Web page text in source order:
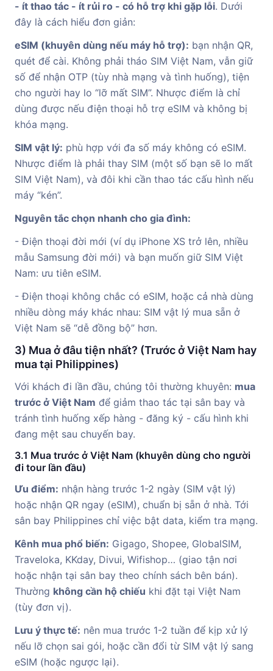
- ít thao tác - ít rủi ro - có hỗ trợ khi gặp lỗi. Dưới
đây là cách hiểu đơn giản:
eSIM (khuyên dùng nếu máy hỗ trợ): bạn nhận QR,
quét để cài. Không phải tháo SIM Việt Nam, vẫn giữ
số để nhận OTP (tùy nhà mạng và tình huống), tiện
cho người hay lo “lỡ mất SIM”. Nhược điểm là chỉ
dùng được nếu điện thoại hỗ trợ eSIM và không bị
khóa mạng.
SIM vật lý: phù hợp với đa số máy không có eSIM.
Nhược điểm là phải thay SIM (một số bạn sẽ lo mất
SIM Việt Nam), và đôi khi cần thao tác cấu hình nếu
máy “kén”.
Nguyên tắc chọn nhanh cho gia đình:
- Điện thoại đời mới (ví dụ iPhone XS trở lên, nhiều
mẫu Samsung đời mới) và bạn muốn giữ SIM Việt
Nam: ưu tiên eSIM.
- Điện thoại không chắc có eSIM, hoặc cả nhà dùng
nhiều dòng máy khác nhau: SIM vật lý mua sẵn ở
Việt Nam sẽ “dễ đồng bộ” hơn.
3) Mua ở đâu tiện nhất? (Trước ở Việt Nam hay
mua tại Philippines)
Với khách đi lần đầu, chúng tôi thường khuyên: mua
trước ở Việt Nam để giảm thao tác tại sân bay và
tránh tình huống xếp hàng - đăng ký - cấu hình khi
đang mệt sau chuyến bay.
3.1 Mua trước ở Việt Nam (khuyên dùng cho người
đi tour lần đầu)
Ưu điểm: nhận hàng trước 1-2 ngày (SIM vật lý)
hoặc nhận QR ngay (eSIM), chuẩn bị sẵn ở nhà. Tới
sân bay Philippines chỉ việc bật data, kiểm tra mạng.
Kênh mua phổ biến: Gigago, Shopee, GlobalSIM,
Traveloka, KKday, Divui, Wifishop… (giao tận nơi
hoặc nhận tại sân bay theo chính sách bên bán).
Thường không cần hộ chiếu khi đặt tại Việt Nam
(tùy đơn vị).
Lưu ý thực tế: nên mua trước 1-2 tuần để kịp xử lý
nếu lỡ chọn sai gói, hoặc cần đổi từ SIM vật lý sang
eSIM (hoặc ngược lại).